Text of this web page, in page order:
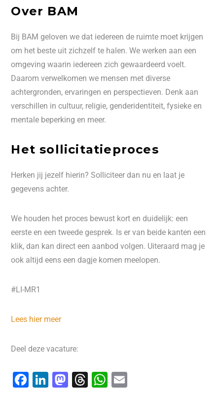
Over BAM
Bij BAM geloven we dat iedereen de ruimte moet krijgen
om het beste uit zichzelf te halen. We werken aan een
omgeving waarin iedereen zich gewaardeerd voelt.
Daarom verwelkomen we mensen met diverse
achtergronden, ervaringen en perspectieven. Denk aan
verschillen in cultuur, religie, genderidentiteit, fysieke en
mentale beperking en meer.
Het sollicitatieproces
Herken jij jezelf hierin? Solliciteer dan nu en laat je
gegevens achter.
We houden het proces bewust kort en duidelijk: een
eerste en een tweede gesprek. Is er van beide kanten een
klik, dan kan direct een aanbod volgen. Uiteraard mag je
ook altijd eens een dagje komen meelopen.
#LI-MR1
Lees hier meer
Deel deze vacature:
F
Li M T
W